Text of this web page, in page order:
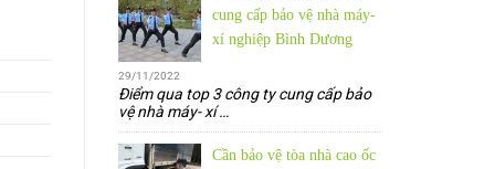
cung cấp bảo vệ nhà máy-
xí nghiệp Bình Dương
29/11/2022
Điểm qua top 3 công ty cung cấp bảo
vệ nhà máy- xí…
Cần bảo vệ tòa nhà cao ốc